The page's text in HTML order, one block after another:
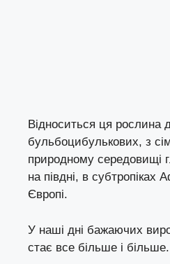
Відноситься ця рослина
бульбоцибулькових, з
природному середовищі
на півдні, в субтропіках
Європі.
У наші дні бажаючих
стає все більше і більше.